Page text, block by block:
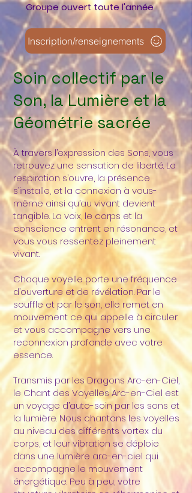
Groupe ouvert toute l'année
Inscription/renseignements
Soin collectif par le
Son, la Lumière et la
Géométrie sacrée
À travers l’expression des Sons, vous
retrouvez une sensation de liberté. La
respiration s’ouvre, la présence
s’installe, et la connexion à vous-
même ainsi qu’au vivant devient
tangible. La voix, le corps et la
conscience entrent en résonance, et
vous vous ressentez pleinement
vivant.
Chaque voyelle porte une fréquence
d’ouverture et de révélation. Par le
souffle et par le son, elle remet en
mouvement ce qui appelle à circuler
et vous accompagne vers une
reconnexion profonde avec votre
essence.
Transmis par les Dragons Arc-en-Ciel,
le Chant des Voyelles Arc-en-Ciel est
un voyage d’auto-soin par les sons et
la lumière. Nous chantons les voyelles
au niveau des différents vortex du
corps, et leur vibration se déploie
dans une lumière arc-en-ciel qui
accompagne le mouvement
énergétique. Peu à peu, votre